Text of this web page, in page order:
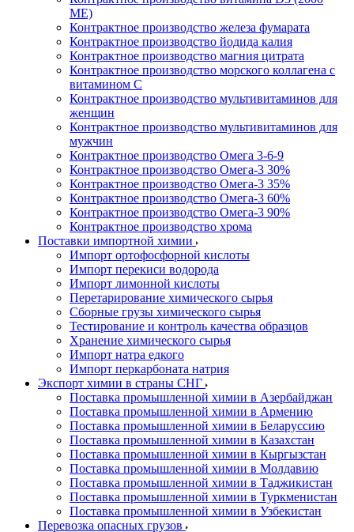
МЕ)
Контрактное производство железа фумарата
Контрактное производство йодида калия
Контрактное производство магния цитрата
Контрактное производство морского коллагена с
витамином С
Контрактное производство мультивитаминов для
женщин
Контрактное производство мультивитаминов для
мужчин
Контрактное производство Омега 3-6-9
Контрактное производство Омега-3 30%
Контрактное производство Омега-3 35%
Контрактное производство Омега-3 60%
Контрактное производство Омега-3 90%
Контрактное производство хрома
Поставки импортной химии
Импорт ортофосфорной кислоты
Импорт перекиси водорода
Импорт лимонной кислоты
Перетарирование химического сырья
Сборные грузы химического сырья
Тестирование и контроль качества образцов
Хранение химического сырья
Импорт натра едкого
Импорт перкарбоната натрия
Экспорт химии в страны СНГ
Поставка промышленной химии в Азербайджан
Поставка промышленной химии в Армению
Поставка промышленной химии в Беларуссию
Поставка промышленной химии в Казахстан
Поставка промышленной химии в Кыргызстан
Поставка промышленной химии в Молдавию
Поставка промышленной химии в Таджикистан
Поставка промышленной химии в Туркменистан
Поставка промышленной химии в Узбекистан
Перевозка опасных грузов